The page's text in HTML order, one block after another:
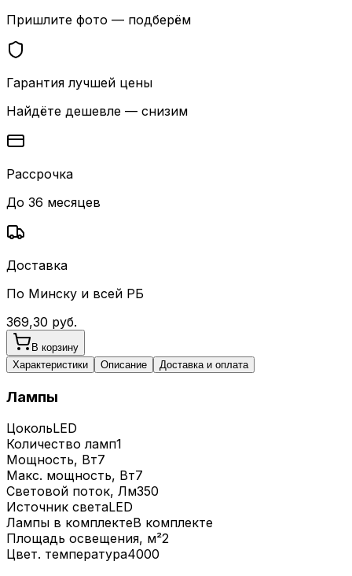
Пришлите фото — подберём
Гарантия лучшей цены
Найдёте дешевле — снизим
Рассрочка
До 36 месяцев
Доставка
По Минску и всей РБ
369,30 руб.
В корзину
Характеристики
Описание Доставка и оплата
Лампы
ЦокольLED
Количество ламп1
Мощность, Вт7
Макс. мощность, Вт7
Световой поток, Лм350
Источник светаLED
Лампы в комплектеВ комплекте
Площадь освещения, м²2
Цвет. температура4000